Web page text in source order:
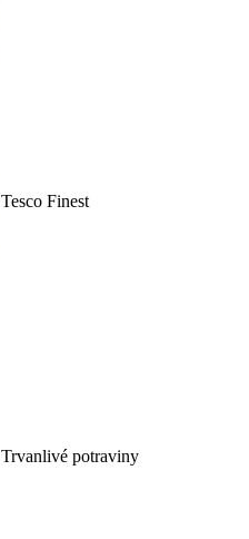
Tesco Finest
Trvanlivé potraviny